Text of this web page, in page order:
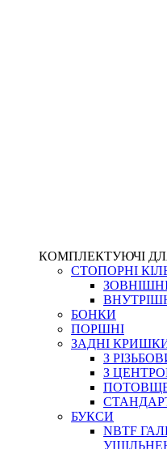
КОМПЛЕКТУЮЧІ
СТОПОРНІ
БОНКИ
ПОРШНІ
ЗАДНІ
З
З
БУКСИ
NBTF